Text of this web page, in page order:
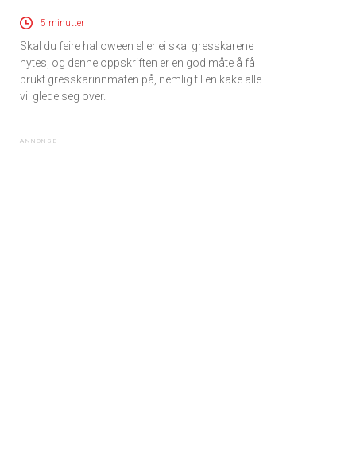
5 minutter
Skal du feire halloween eller ei skal gresskarene
nytes, og denne oppskriften er en god måte å få
brukt gresskarinnmaten på, nemlig til en kake alle
vil glede seg over.